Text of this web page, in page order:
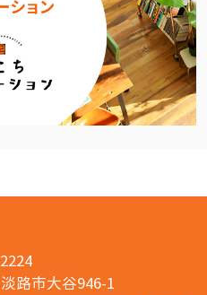
路市大谷946-1